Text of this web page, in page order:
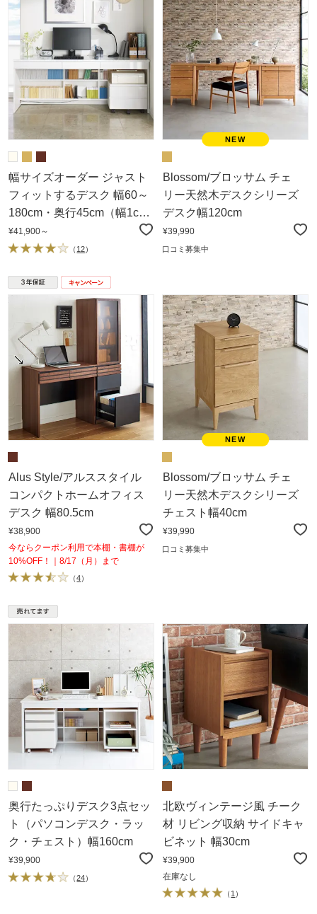
幅サイズオーダー ジャスト
フィットするデスク 幅60～
180cm・奥行45cm（幅1cm
単位オーダー）
¥41,900～
（ 12）
Blossom/ブロッサム チェ
リー天然木デスクシリーズ
デスク幅120cm
¥39,990
口コミ募集中
Alus Style/アルススタイル
コンパクトホームオフィス
デスク 幅80.5cm
¥38,900
今ならクーポン利用で本棚・書棚が
10%OFF！｜8/17（月）まで
（4）
Blossom/ブロッサム チェ
リー天然木デスクシリーズ
チェスト幅40cm
¥39,990
口コミ募集中
奥行たっぷりデスク3点セッ
ト（パソコンデスク・ラッ
ク・チェスト）幅160cm
¥39,900
（24）
北欧ヴィンテージ風 チーク
材 リビング収納 サイドキャ
ビネット 幅30cm
¥39,900
在庫なし
（ 1 ）